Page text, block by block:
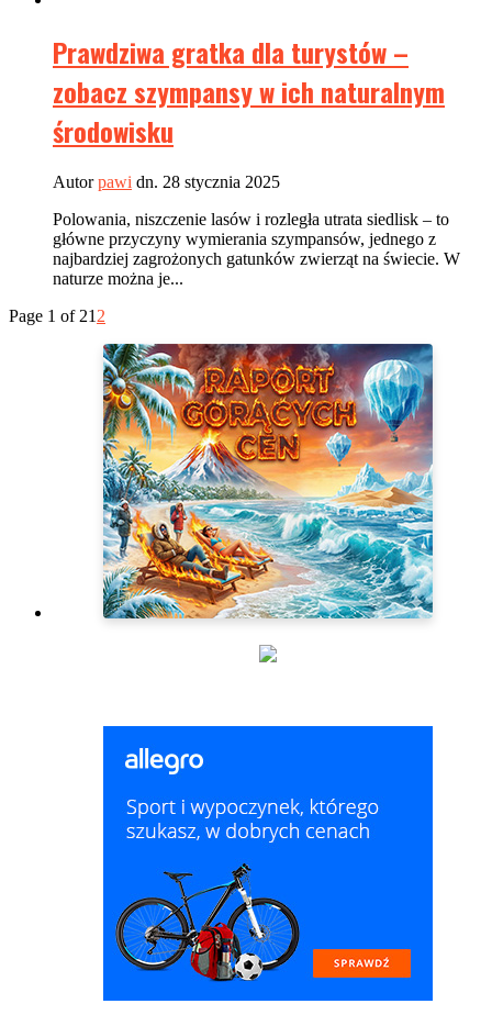
Prawdziwa gratka dla turystów –
zobacz szympansy w ich naturalnym
środowisku
Autorpawi dn. 28 stycznia 2025
Polowania, niszczenie lasów i rozległa utrata siedlisk – to
główne przyczyny wymierania szympansów, jednego z
najbardziej zagrożonych gatunków zwierząt na świecie. W
naturze można je...
Page 1 of 21 2